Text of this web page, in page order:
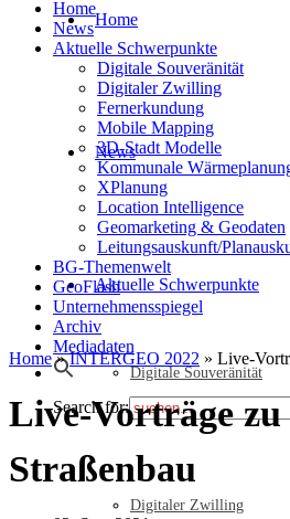
Home
News
Aktuelle Schwerpunkte
Digitale Souveränität
Digitaler Zwilling
Home
News
Aktuelle Schwerpunkte
Digitale Souveränität
Digitaler Zwilling
Fernerkundung
Mobile Mapping
3D-Stadt Modelle
Kommunale
XPlanung
Location Intelligence
Geomarketing & Geodaten
Leitungsauskunft/
BG-Themenwelt
GeoFlash
Unternehmensspiegel
Archiv
Mediadaten
Search for:
Home»INTERGEO 2022 » Live-
Live-Vorträge
Straßenbau